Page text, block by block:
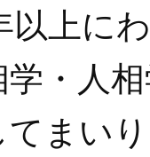
以上に
学・人
てまい